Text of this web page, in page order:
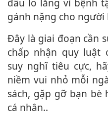
đầu lo lắng vì bệnh
gánh nặng cho người
Đây là giai đoạn cần sự bình thản và học cách
chấp nhận quy luật
suy nghĩ tiêu cực,
niềm vui nhỏ mỗi
sách, gặp gỡ bạn bè
cá nhân..